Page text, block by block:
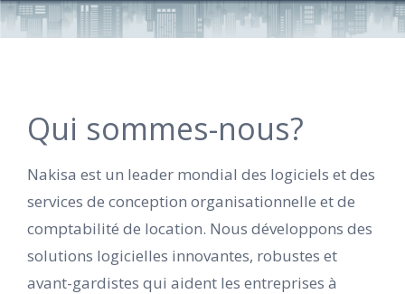
Qui sommes-nous?
Nakisa est un leader mondial des logiciels et des
services de conception organisationnelle et de
comptabilité de location. Nous développons des
solutions logicielles innovantes, robustes et
avant-gardistes qui aident les entreprises à